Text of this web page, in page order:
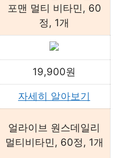
포맨 멀티 비타민, 60
정, 1개
19,900원
자세히 알아보기
얼라이브 원스데일리
멀티비타민, 60정, 1개